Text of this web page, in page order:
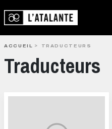
ACCUEIL TRADUCTEURS
Traducteurs